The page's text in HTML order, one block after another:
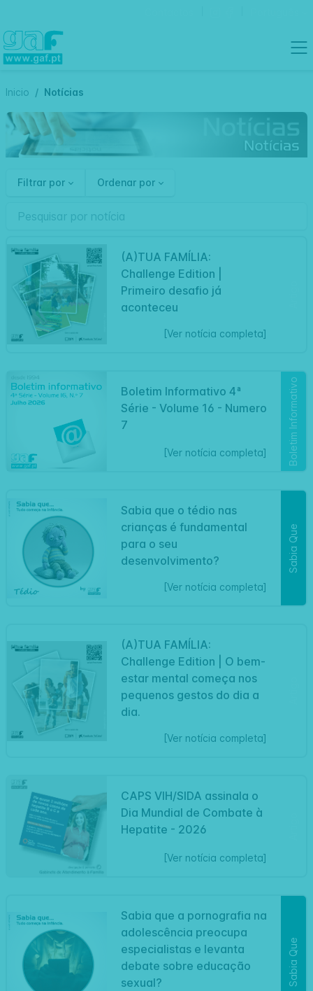
Inicio Notícias
Filtrar por Ordenar por
(A)TUA FAMÍLIA:
Challenge Edition |
Primeiro desafio já
aconteceu
[Ver notícia completa]
Boletim Informativo 4ª
Série - Volume 16 - Numero
7
[Ver notícia completa] Boletim Informativo
Sabia que o tédio nas
crianças é fundamental
para o seu
desenvolvimento?
[Ver notícia completa]
Sabia Que
(A)TUA FAMÍLIA:
Challenge Edition | O bem-
estar mental começa nos
pequenos gestos do dia a
dia.
[Ver notícia completa]
CAPS VIH/SIDA assinala o
Dia Mundial de Combate à
Hepatite - 2026
[Ver notícia completa]
Sabia que a pornografia na
adolescência preocupa
especialistas e levanta
debate sobre educação
sexual?
Sabia Que